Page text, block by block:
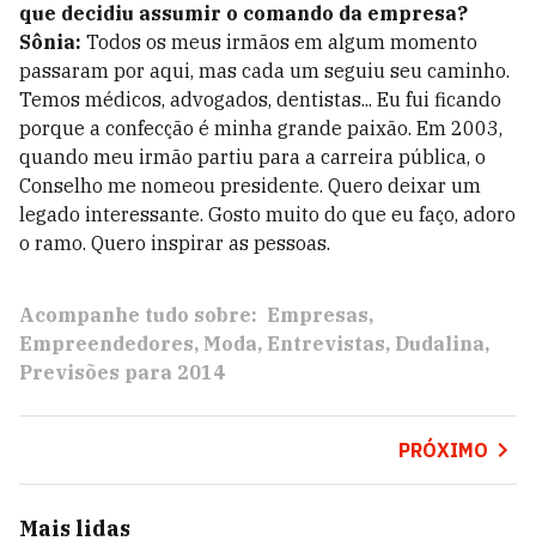
que decidiu assumir o comando da empresa?
Sônia: Todos os meus irmãos em algum momento
passaram por aqui, mas cada um seguiu seu caminho.
Temos médicos, advogados, dentistas... Eu fui ficando
porque a confecção é minha grande paixão. Em 2003,
quando meu irmão partiu para a carreira pública, o
Conselho me nomeou presidente. Quero deixar um
legado interessante. Gosto muito do que eu faço, adoro
o ramo. Quero inspirar as pessoas.
Acompanhe tudo sobre: Empresas
Empreendedores Moda Entrevistas Dudalina
Previsões para 2014
PRÓXIMO
Mais lidas